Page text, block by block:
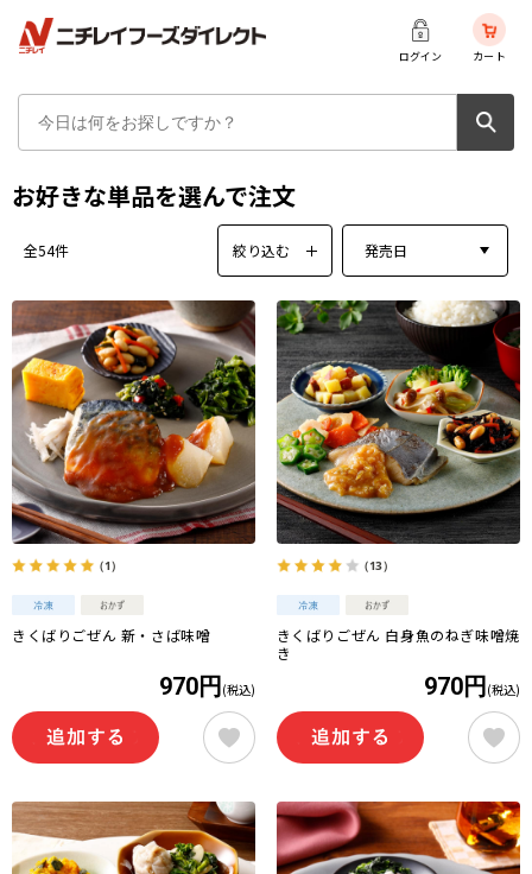
ログイン カート
お好きな単品を選んで注文
絞り込む 発売日
全54件
（1）
きくばりごぜん 新・さば味噌
970円 (税込)
（13）
きくばりごぜん 白身魚のねぎ味噌焼
き
970円 (税込)